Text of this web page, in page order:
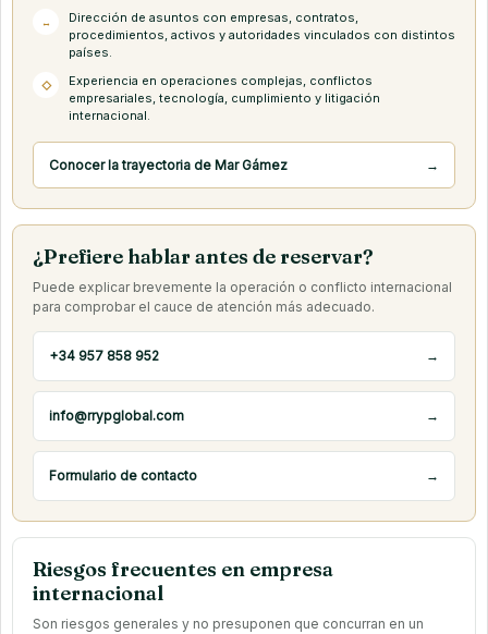
↔
Dirección de asuntos con empresas, contratos,
procedimientos, activos y autoridades vinculados con distintos
países.
◇
Experiencia en operaciones complejas, conflictos
empresariales, tecnología, cumplimiento y litigación
internacional.
Conocer la trayectoria de Mar Gámez →
¿Prefiere hablar antes de reservar?
Puede explicar brevemente la operación o conflicto internacional
para comprobar el cauce de atención más adecuado.
+34 957 858 952 →
info@rrypglobal.com →
Formulario de contacto →
Riesgos frecuentes en empresa
internacional
Son riesgos generales y no presuponen que concurran en un